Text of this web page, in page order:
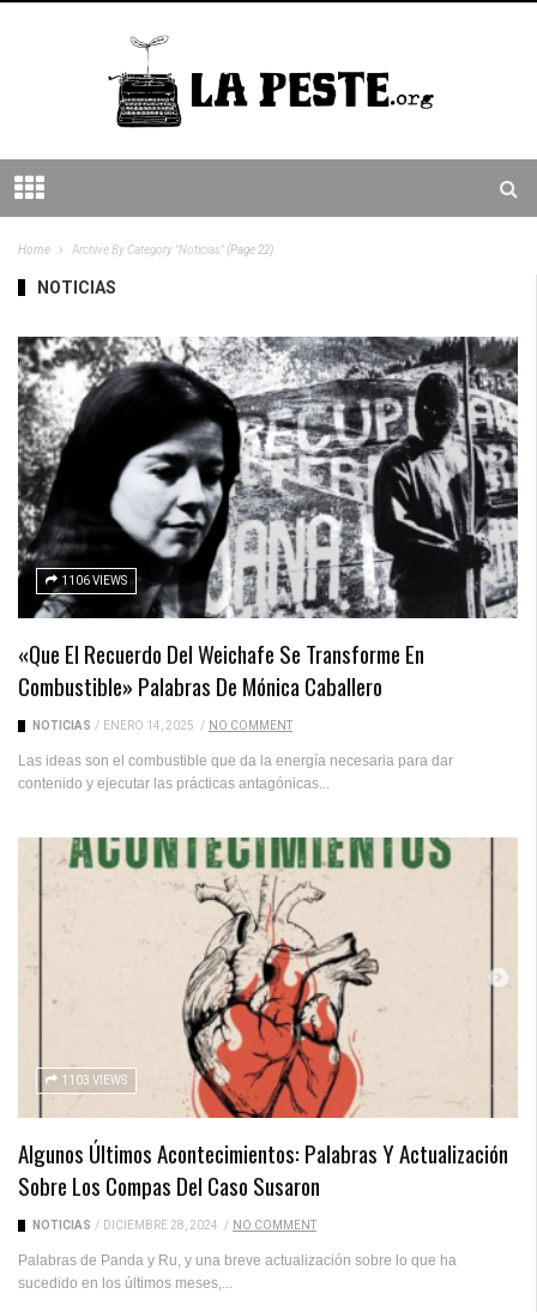
Home Archive By Category "Noticias"(Page 22)
NOTICIAS
1106 VIEWS
«Que El Recuerdo Del Weichafe Se Transforme En
Combustible» Palabras De Mónica Caballero
NOTICIAS / ENERO 14, 2025 / NO COMMENT
Las ideas son el combustible que da la energía necesaria para dar
contenido y ejecutar las prácticas antagónicas...
1103 VIEWS
Algunos Últimos Acontecimientos: Palabras Y Actualización
Sobre Los Compas Del Caso Susaron
NOTICIAS / DICIEMBRE 28, 2024 / NO COMMENT
Palabras de Panda y Ru, y una breve actualización sobre lo que ha
sucedido en los últimos meses,...